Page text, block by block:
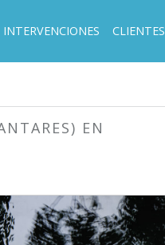
INTERVENCIONES CLIENTES
EN